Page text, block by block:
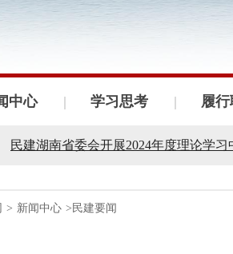
中心 学习思考 履
民建湖南省十届十次常委会议召开
民建湖南省委会开展2024年度理论学
> 新闻中心 >民建要闻